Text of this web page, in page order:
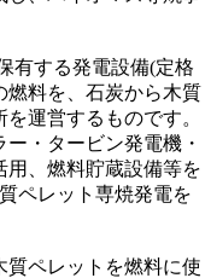
有する発電設備(定格
燃料を、石炭から木質
運営するものです。
・タービン発電機・
、燃料貯蔵設備等を
ペレット専焼発電を
ペレットを燃料に使